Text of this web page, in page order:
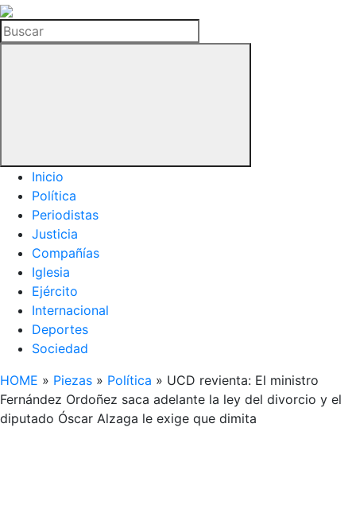
La
Hemeroteca
del
Buscar
Inicio
Política
Periodistas
Justicia
Compañías
Iglesia
Ejército
Internacional
Deportes
Sociedad
HOME » Piezas » Política » UCD revienta: El ministro
Fernández Ordoñez saca adelante la ley del divorcio y el
diputado Óscar Alzaga le exige que dimita